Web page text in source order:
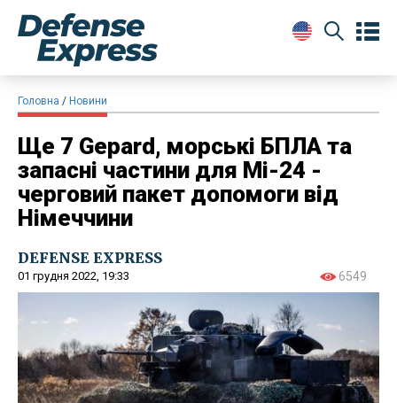
Головна Новини
Ще 7 Gepard, морські БПЛА та
запасні частини для Мі-24 -
черговий пакет допомоги від
Німеччини
DEFENSE EXPRESS
01 грудня 2022, 19:33 6549